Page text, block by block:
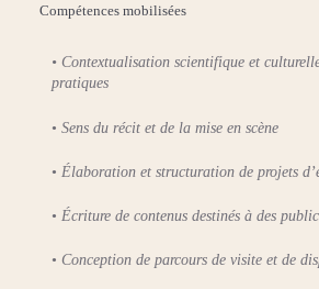
Compétences mobilisées
• Contextualisation scientifique et
pratiques
• Sens du récit et de la mise en scène
• Élaboration et structuration de projets
• Écriture de contenus destinés à des
• Conception de parcours de visite et de